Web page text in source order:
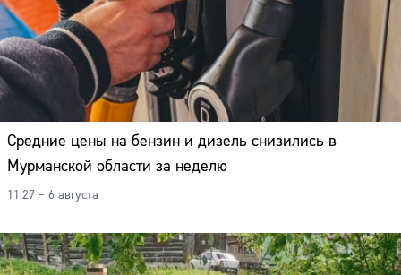
Средние цены на бензин и дизель снизились в
Мурманской области за неделю
11:27 – 6 августа